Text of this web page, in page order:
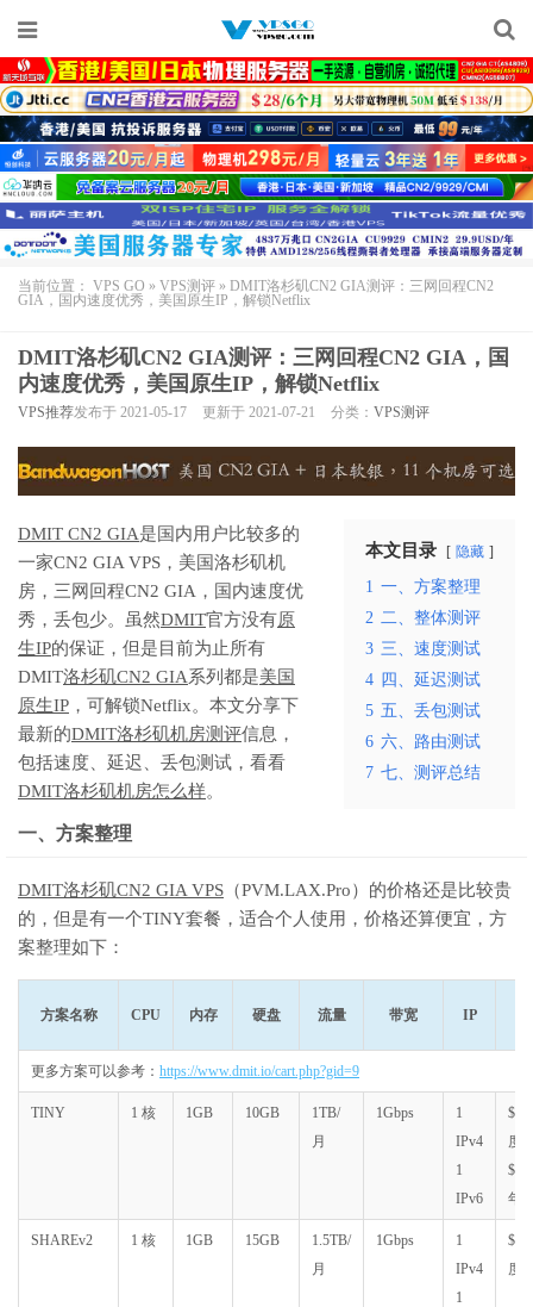
当前位置： VPS GO » VPS测评 » DMIT洛杉矶CN2 GIA测评：三网回程CN2
GIA，国内速度优秀，美国原生IP，解锁Netflix
DMIT洛杉矶CN2 GIA测评：三网回程CN2 GIA，国
内速度优秀，美国原生IP，解锁Netflix
VPS推荐发布于 2021-05-17 更新于 2021-07-21 分类： VPS测评
本文目录 隐藏
1 一、方案整理
2 二、整体测评
3 三、速度测试
4 四、延迟测试
5 五、丢包测试
6 六、路由测试
7 七、测评总结
DMIT CN2 GIA是国内用户比较多的
一家CN2 GIA VPS，美国洛杉矶机
房，三网回程CN2 GIA，国内速度优
秀，丢包少。虽然DMIT官方没有原
生IP的保证，但是目前为止所有
DMIT洛杉矶CN2 GIA系列都是美国
原生IP ，可解锁Netflix。本文分享下
最新的DMIT洛杉矶机房测评信息，
包括速度、延迟、丢包测试，看看
DMIT洛杉矶机房怎么样。
一、方案整理
DMIT洛杉矶CN2 GIA VPS （PVM.LAX.Pro）的价格还是比较贵
的，但是有一个TINY套餐，适合个人使用，价格还算便宜，方
案整理如下：
方案名称 CPU 内存 硬盘 流量 带宽 IP
更多方案可以参考： https://www.dmit.io/cart.php?gid=9
TINY 1 核 1GB 10GB
1TB/
月
1Gbps
1
IPv4
1
IPv6
度
年
SHAREv2 1 核 1GB 15GB
1.5TB/
月
1Gbps
1
IPv4
1
度